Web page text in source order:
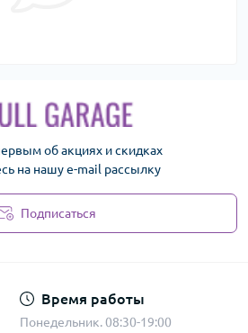
об акциях и скидках
на нашу e-mail рассылку
Подписаться
Время работы
Понедельник. 08:30-19:00